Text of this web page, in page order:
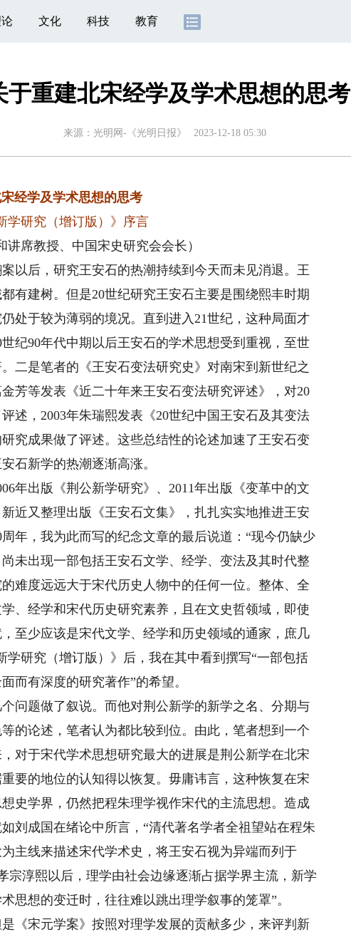
文化 科技 教育
于重建北宋经学及学术思想的思考
来源： 光明网-《光明日报》 2023-12-18 05:30
经学及学术思想的思考
研究（增订版）》序言
讲席教授、中国宋史研究会会长）
后，研究王安石的热潮持续到今天而未见消退。王
有建树。但是20世纪研究王安石主要是围绕熙丰时期
处于较为薄弱的境况。直到进入21世纪，这种局面才
纪90年代中期以后王安石的学术思想受到重视，至世
二是笔者的《王安石变法研究史》对南宋到新世纪之
芳等发表《近二十年来王安石变法研究评述》，对20
述，2003年朱瑞熙发表《20世纪中国王安石及其变法
究成果做了评述。这些总结性的论述加速了王安石变
石新学的热潮逐渐高涨。
出版《荆公新学研究》、2011年出版《变革中的文
近又整理出版《王安石文集》，扎扎实实地推进王安
年，我为此而写的纪念文章的最后说道：“现今仍缺少
未出现一部包括王安石文学、经学、变法及其时代整
难度远远大于宋代历史人物中的任何一位。整体、全
、经学和宋代历史研究素养，且在文史哲领域，即使
至少应该是宋代文学、经学和历史领域的通家，庶几
研究（增订版）》后，我在其中看到撰写“一部包括
而有深度的研究著作”的希望。
题做了叙说。而他对荆公新学的新学之名、分期与
的论述，笔者认为都比较到位。由此，笔者想到一个
对于宋代学术思想研究最大的进展是荆公新学在北宋
要的地位的认知得以恢复。毋庸讳言，这种恢复在宋
史学界，仍然把程朱理学视作宋代的主流思想。造成
刘成国在绪论中所言，“清代著名学者全祖望站在程朱
主线来描述宋代学术史，将王安石视为异端而列于
宗淳熙以后，理学由社会边缘逐渐占据学界主流，新学
思想的变迁时，往往难以跳出理学叙事的笼罩”。
宋元学案》按照对理学发展的贡献多少，来评判新